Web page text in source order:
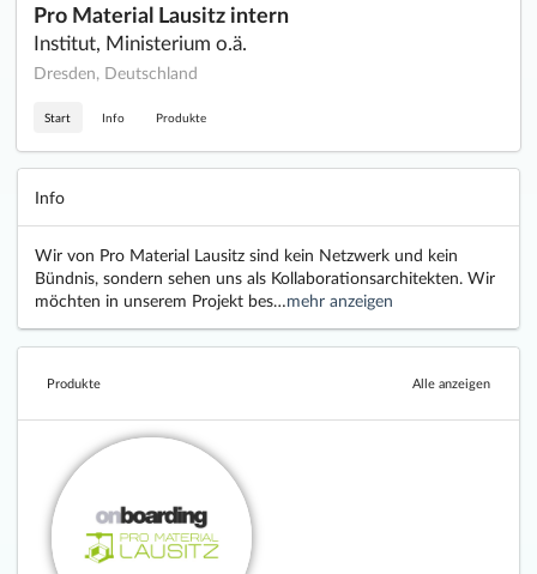
Pro Material Lausitz intern
Institut, Ministerium o.ä.
Dresden, Deutschland
Start Info Produkte
Info
Wir von Pro Material Lausitz sind kein Netzwerk und kein
Bündnis, sondern sehen uns als Kollaborationsarchitekten. Wir
möchten in unserem Projekt bes…mehr anzeigen
Produkte Alle anzeigen